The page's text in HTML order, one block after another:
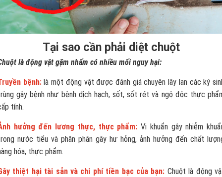
Tại sao cần phải diệt chuột
là động vật gặm nhấm có nhiều mối nguy hại:
bệnh:là một động vật được đánh giá chuyên lây lan các ký
gây bệnh như bệnh dịch hạch, sốt, sốt rét và ngộ độc thực
tính.
hưởng đến lương thực, thực phẩm: Vi khuẩn gây nhiễm
nước tiểu và phân phân gây hư hỏng, ảnh hưởng đến chất
hóa, thực phẩm.
thiệt hại tài sản và chi phí tiền bạc của bạn: Chuột là động